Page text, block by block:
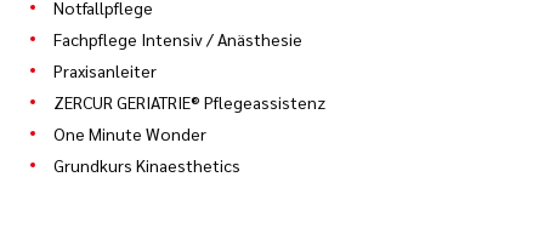
Notfallpflege
Fachpflege Intensiv / Anästhesie
Praxisanleiter
ZERCUR GERIATRIE® Pflegeassistenz
One Minute Wonder
Grundkurs Kinaesthetics